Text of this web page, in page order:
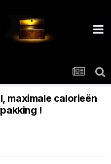
maximale calorieën
!